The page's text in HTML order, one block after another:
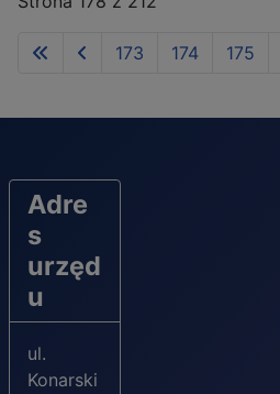
173 174 175
Adre
s
urzęd
u
ul.
Konarski